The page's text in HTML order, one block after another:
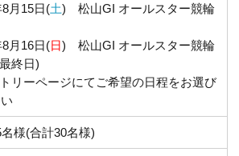
8月15日(土) 松山GI オールスター競輪
8月16日(日) 松山GI オールスター競輪
終日)
リーページにてご希望の日程をお選び
様(合計30名様)